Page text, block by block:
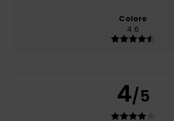
Colore
4.6
4/5